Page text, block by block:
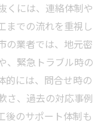
くには、連絡体制や
までの流れを重視し
の業者では、地元密
、緊急トラブル時の
的には、問合せ時の
さ、過去の対応事例
後のサポート体制も